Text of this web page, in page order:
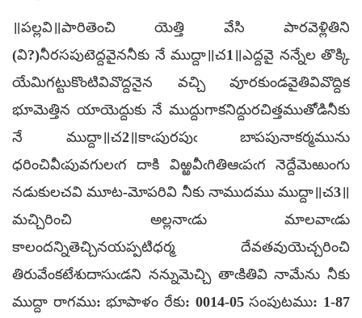
॥పల్లవి॥పారితెంచి యెత్తి వేసి పారవెళ్లితిని
(వి?)నీరసపుటెద్దవైననీకు నే ముద్దా॥చ1॥ఎద్దవై నన్నేల తొక్కి
యేమిగట్టుకొంటివివొద్దనైన వచ్చి వూరకుండవైతివివొద్దిక
భూమెత్తిన యాయెద్దుకు నే ముద్దుగాకనిద్దురచిత్తముతోడినీకు
నే ముద్దా॥చ2॥కాఁపురపుఁ బాపపునాకర్మమును
ధరించివీఁపువగులఁగ దాకి విఱ్ఱవీఁగితిఆఁపఁగ నెద్దేమెఱుంగు
నడుకులచవి మూట-మోపరివి నీకు నాముదము ముద్దా॥చ3॥
మచ్చిరించి అల్లనాఁడు మాలవాఁడు
కాలందన్నితెచ్చినయప్పటిధర్మ దేవతవుయెచ్చరించి
తిరువేంకటేశుదాసుఁడని నన్నుమెచ్చి తాఁకితివి నామేను నీకు
ముద్దా రాగము: భూపాళం రేకు: 0014-05 సంపుటము: 1-87